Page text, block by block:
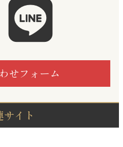
せフォーム
サイト